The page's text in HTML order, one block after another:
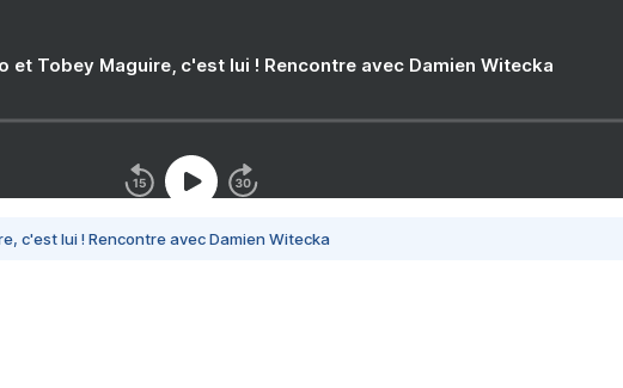
et Tobey Maguire, c'est lui ! Rencontre avec Damien Witecka
c'est lui ! Rencontre avec Damien Witecka